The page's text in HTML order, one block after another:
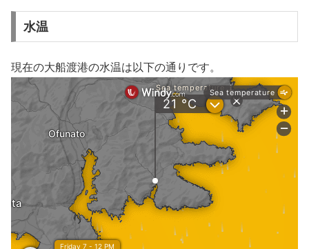
水温
現在の大船渡港の水温は以下の通りです。